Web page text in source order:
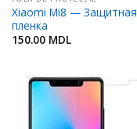
Xiaomi Mi8 — Защитная
пленка
150.00 MDL